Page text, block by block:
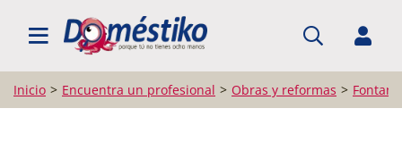
BUSCAR PROFESIONALES
Inicio Encuentra un profesional Obras y reformas